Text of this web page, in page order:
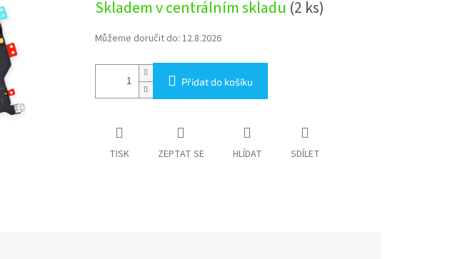
cena:
Skladem v centrálním skladu (2 ks)
Můžeme doručit do: 12.8.2026
Přidat do košíku
TISK ZEPTAT SE HLÍDAT SDÍLET